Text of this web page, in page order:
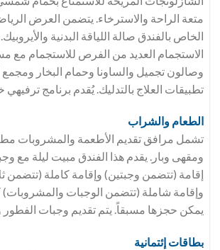
متعة الراحة والاسترخاء. يتضمن العرض
الخاص بالفندق صالة اللياقة البدنية
الاستجمام العديد من الفرص للاستجمام مع
وصالون تجميل والساونا وحمام البخار ومجمع
تطبيقات العلاج بالتدليك. يُقدم برنامج ترفيهي
الطعام والشراب
تشمل مرافق تقديم الأطعمة والمشروبات
ومقهى وبار. يقدم هذا الفندق مبيت ليلة مع
إقامة (تتضمن وجبتين) وإقامة كاملة (تتضمن
وإقامة شاملة (تتضمن الوجبات والمشروبات)
يمكن حجزها مسبقاً. يتم تقديم وجبات الفطور
بطاقات إئتمانية